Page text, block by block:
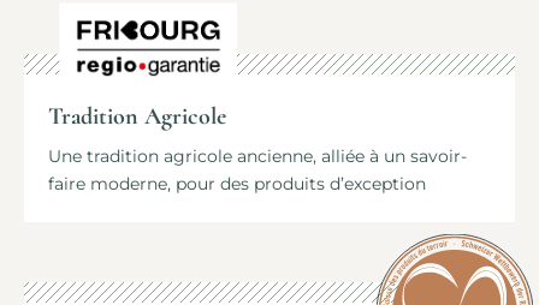
Tradition Agricole
Une tradition agricole ancienne, alliée à un savoir-
faire moderne, pour des produits d’exception